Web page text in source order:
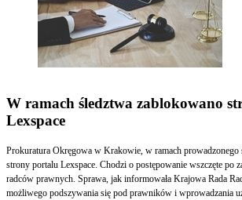
W ramach śledztwa zablokowano
Lexspace
Prokuratura Okręgowa w Krakowie, w ramach prowadzonego
strony portalu Lexspace. Chodzi o postępowanie wszczęte po
radców prawnych. Sprawa, jak informowała Krajowa Rada
możliwego podszywania się pod prawników i wprowadzania